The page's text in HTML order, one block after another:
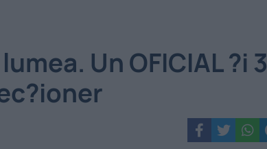
Un OFICIAL ?i 3